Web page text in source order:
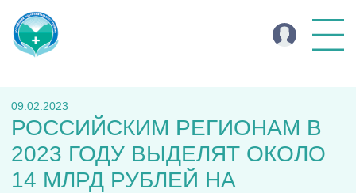
09.02.2023
РОССИЙСКИМ РЕГИОНАМ В
2023 ГОДУ ВЫДЕЛЯТ ОКОЛО
14 МЛРД РУБЛЕЙ НА